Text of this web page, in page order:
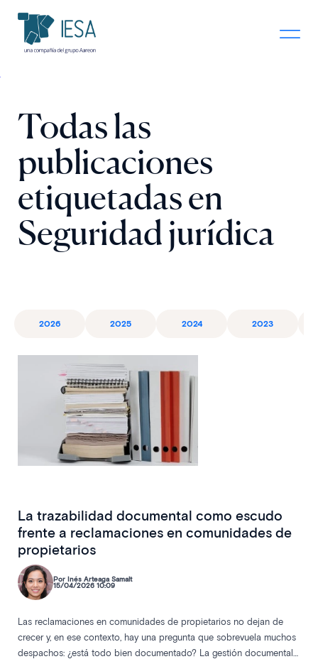
Todas las
publicaciones
etiquetadas en
Seguridad jurídica
2026 2025 2024 2023
La trazabilidad documental como escudo
frente a reclamaciones en comunidades de
propietarios
Por Inés Arteaga Samalt
15/04/2026 10:09
Las reclamaciones en comunidades de propietarios no dejan de
crecer y, en ese contexto, hay una pregunta que sobrevuela muchos
despachos: ¿está todo bien documentado? La gestión documental